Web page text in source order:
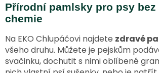
Přírodní pamlsky pro psy bez
chemie
Na EKO Chlupáčovi najdete zdravé
všeho druhu. Můžete je pejskům
svačinku, dochutit s nimi oblíbené